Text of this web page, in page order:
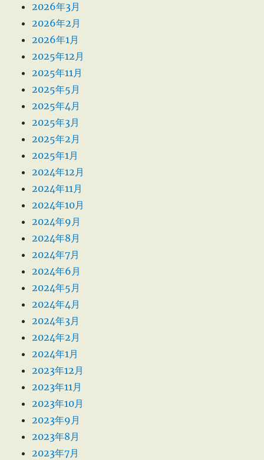
2026年3月
2026年2月
2026年1月
2025年12月
2025年11月
2025年5月
2025年4月
2025年3月
2025年2月
2025年1月
2024年12月
2024年11月
2024年10月
2024年9月
2024年8月
2024年7月
2024年6月
2024年5月
2024年4月
2024年3月
2024年2月
2024年1月
2023年12月
2023年11月
2023年10月
2023年9月
2023年8月
2023年7月